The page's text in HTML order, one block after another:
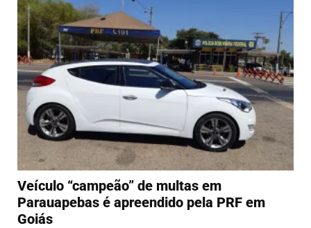
Veículo “campeão” de multas em
Parauapebas é apreendido pela PRF em
Goiás